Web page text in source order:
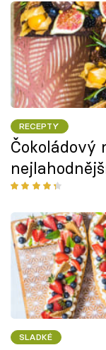
RECEPTY
Čokoládový
SLADKÉ